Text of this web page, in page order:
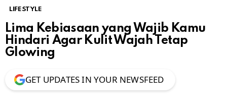
LIFESTYLE
Lima Kebiasaan yang Wajib Kamu
Hindari Agar Kulit Wajah Tetap
Glowing
GET UPDATES IN YOUR NEWSFEED